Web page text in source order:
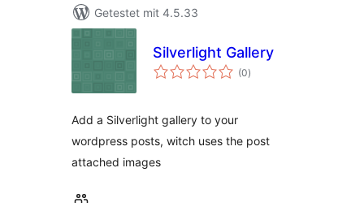
Getestet mit 4.5.33
Silverlight Gallery
(0Bewertungen
insgesamt
)
Add a Silverlight gallery to your
wordpress posts, witch uses the post
attached images